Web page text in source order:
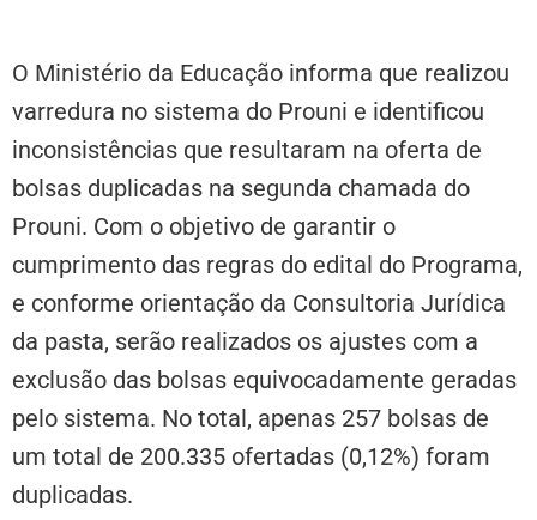
O Ministério da Educação informa que realizou
varredura no sistema do Prouni e identificou
inconsistências que resultaram na oferta de
bolsas duplicadas na segunda chamada do
Prouni. Com o objetivo de garantir o
cumprimento das regras do edital do Programa,
e conforme orientação da Consultoria Jurídica
da pasta, serão realizados os ajustes com a
exclusão das bolsas equivocadamente geradas
pelo sistema. No total, apenas 257 bolsas de
um total de 200.335 ofertadas (0,12%) foram
duplicadas.